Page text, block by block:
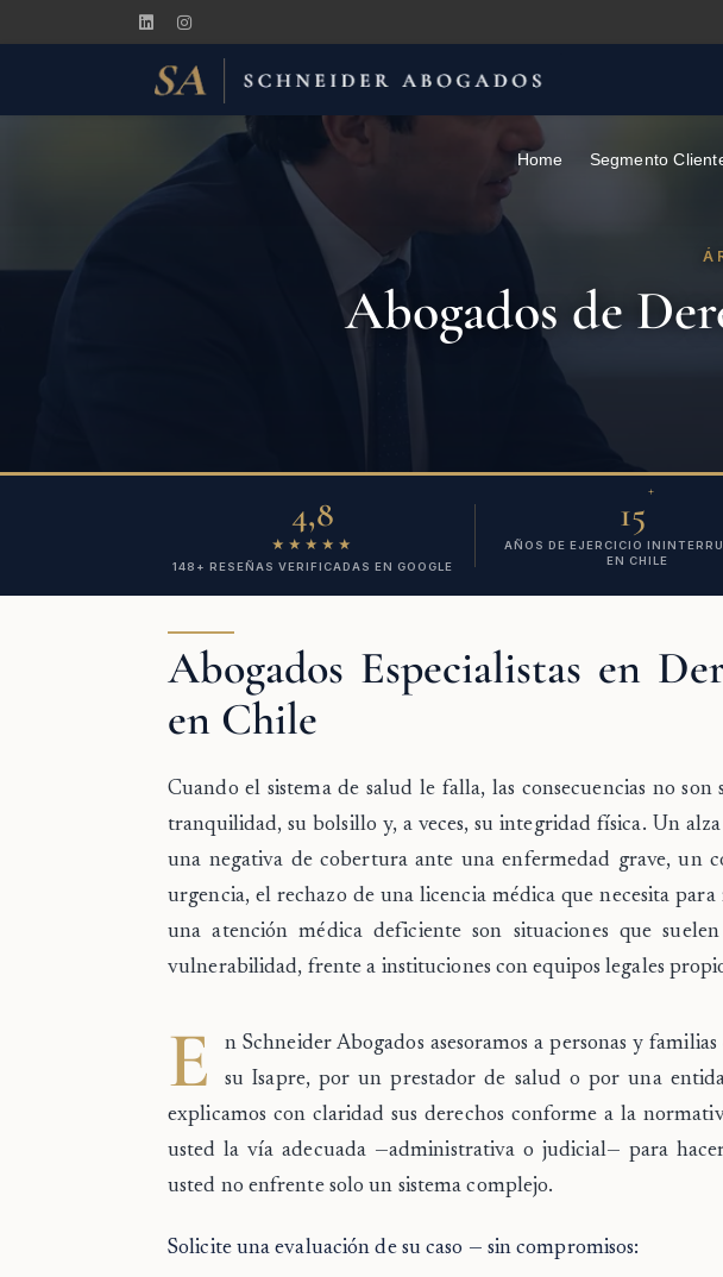
Home Segmento
Abogados de
4,8
★★★★★
148+ RESEÑAS VERIFICADAS EN GOOGLE
15
+
AÑOS DE EJERCICIO
EN CHILE
Abogados Especialistas en
en Chile
Cuando el sistema de salud le falla, las consecuencias no son
tranquilidad, su bolsillo y, a veces, su integridad física. Un
una negativa de cobertura ante una enfermedad grave, un
urgencia, el rechazo de una licencia médica que necesita
una atención médica deficiente son situaciones que
vulnerabilidad, frente a instituciones con equipos legales
E
n Schneider Abogados asesoramos a personas y
su Isapre, por un prestador de salud o por una
explicamos con claridad sus derechos conforme a la
usted la vía adecuada —administrativa o judicial— para
usted no enfrente solo un sistema complejo.
Solicite una evaluación de su caso — sin compromisos: